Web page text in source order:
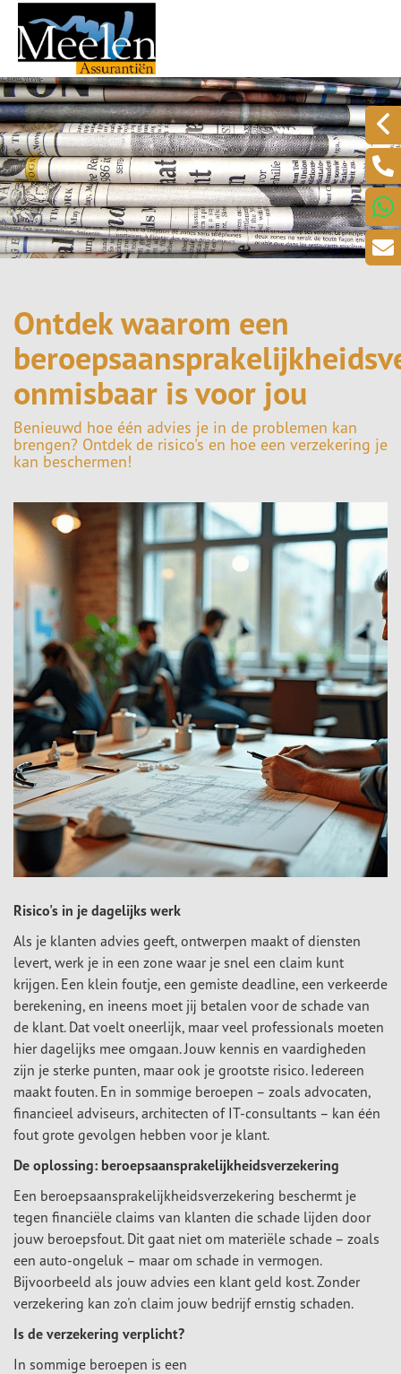
Ontdek waarom een
onmisbaar is voor jou
Benieuwd hoe één advies je in de problemen kan
brengen? Ontdek de risico's en hoe een verzekering je
kan beschermen!
Risico's in je dagelijks werk
Als je klanten advies geeft, ontwerpen maakt of diensten
levert, werk je in een zone waar je snel een claim kunt
krijgen. Een klein foutje, een gemiste deadline, een verkeerde
berekening, en ineens moet jij betalen voor de schade van
de klant. Dat voelt oneerlijk, maar veel professionals moeten
hier dagelijks mee omgaan. Jouw kennis en vaardigheden
zijn je sterke punten, maar ook je grootste risico. Iedereen
maakt fouten. En in sommige beroepen – zoals advocaten,
financieel adviseurs, architecten of IT-consultants – kan één
fout grote gevolgen hebben voor je klant.
De oplossing: beroepsaansprakelijkheidsverzekering
Een beroepsaansprakelijkheidsverzekering beschermt je
tegen financiële claims van klanten die schade lijden door
jouw beroepsfout. Dit gaat niet om materiële schade – zoals
een auto-ongeluk – maar om schade in vermogen.
Bijvoorbeeld als jouw advies een klant geld kost. Zonder
verzekering kan zo'n claim jouw bedrijf ernstig schaden.
Is de verzekering verplicht?
In sommige beroepen is een